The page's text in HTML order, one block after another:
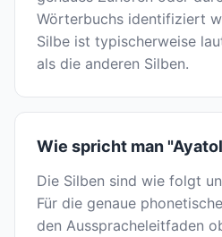
Wörterbuchs identifiziert
Silbe ist typischerweise
als die anderen Silben.
Wie spricht man
Die Silben sind wie folgt
Für die genaue
den Ausspracheleitfaden